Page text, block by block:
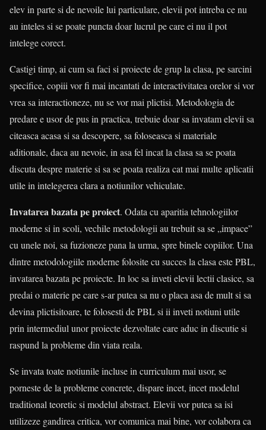
elev in parte si de nevoile lui particulare, elevii pot intreba ce nu
au inteles si se poate puncta doar lucrul pe care ei nu il pot
intelege corect.
Castigi timp, ai cum sa faci si proiecte de grup la clasa, pe sarcini
specifice, copiii vor fi mai incantati de interactivitatea orelor si vor
vrea sa interactioneze, nu se vor mai plictisi. Metodologia de
predare e usor de pus in practica, trebuie doar sa invatam elevii sa
citeasca acasa si sa descopere, sa foloseasca si materiale
aditionale, daca au nevoie, in asa fel incat la clasa sa se poata
discuta despre materie si sa se poata realiza cat mai multe aplicatii
utile in intelegerea clara a notiunilor vehiculate.
Invatarea bazata pe proiect. Odata cu aparitia tehnologiilor
moderne si in scoli, vechile metodologii au trebuit sa se „impace”
cu unele noi, sa fuzioneze pana la urma, spre binele copiilor. Una
dintre metodologiile moderne folosite cu succes la clasa este PBL,
invatarea bazata pe proiecte. In loc sa inveti elevii lectii clasice, sa
predai o materie pe care s-ar putea sa nu o placa asa de mult si sa
devina plictisitoare, te folosesti de PBL si ii inveti notiuni utile
prin intermediul unor proiecte dezvoltate care aduc in discutie si
raspund la probleme din viata reala.
Se invata toate notiunile incluse in curriculum mai usor, se
porneste de la probleme concrete, dispare incet, incet modelul
traditional teoretic si modelul abstract. Elevii vor putea sa isi
utilizeze gandirea critica, vor comunica mai bine, vor colabora ca